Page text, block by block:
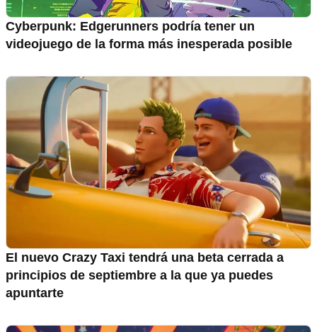
Cyberpunk: Edgerunners podría tener un
videojuego de la forma más inesperada posible
El nuevo Crazy Taxi tendrá una beta cerrada a
principios de septiembre a la que ya puedes
apuntarte